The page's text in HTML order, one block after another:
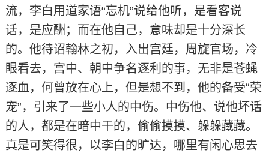
流，李白用道家语“忘机”说给他听，是看客说
话，是应酬；而在他自己，意味却是十分深长
的。他待诏翰林之初，入出宫廷，周旋官场，冷
眼看去，宫中、朝中争名逐利的事，无非是苍蝇
逐血，何曾放在心上，但是想不到，他的备受“荣
宠”，引来了一些小人的中伤。中伤他、说他坏话
的人，都是在暗中干的，偷偷摸摸、躲躲藏藏。
真是可笑得很，以李白的旷达，哪里有闲心思去